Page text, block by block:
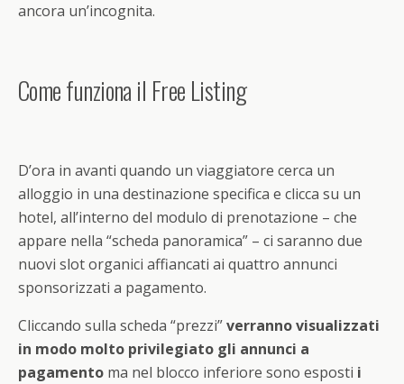
ancora un’incognita.
Come funziona il Free Listing
D’ora in avanti quando un viaggiatore cerca un
alloggio in una destinazione specifica e clicca su un
hotel, all’interno del modulo di prenotazione – che
appare nella “scheda panoramica” – ci saranno due
nuovi slot organici affiancati ai quattro annunci
sponsorizzati a pagamento.
Cliccando sulla scheda “prezzi”verranno visualizzati
in modo molto privilegiato gli annunci a
pagamento ma nel blocco inferiore sono esposti i